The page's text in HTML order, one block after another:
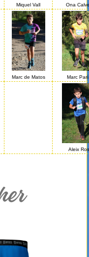
Miquel Vall Ona
Marc de Matos Marc
Aleix Ros